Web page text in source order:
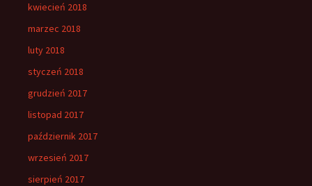
kwiecień 2018
marzec 2018
luty 2018
styczeń 2018
grudzień 2017
listopad 2017
październik 2017
wrzesień 2017
sierpień 2017